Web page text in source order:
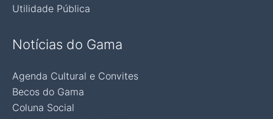
Utilidade Pública
Notícias do Gama
Agenda Cultural e Convites
Becos do Gama
Coluna Social